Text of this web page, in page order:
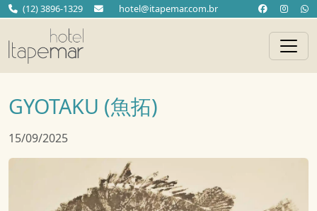
(12) 3896-1329 hotel@itapemar.com.br
GYOTAKU (魚拓)
15/09/2025